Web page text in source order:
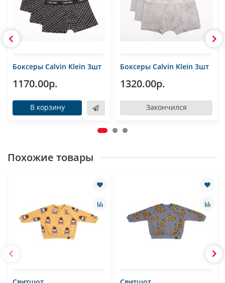
Боксеры Calvin Klein 3шт
1170.00р.
В корзину
Боксеры Calvin Klein 3шт
1320.00р.
Закончился
Похожие товары